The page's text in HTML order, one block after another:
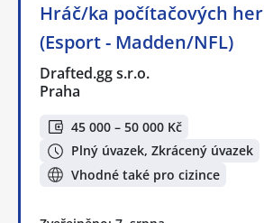
Hráč/ka počítačových her
(Esport - Madden/NFL)
Drafted.gg s.r.o.
Praha
45 000 – 50 000 Kč
Plný úvazek, Zkrácený úvazek
Vhodné také pro cizince